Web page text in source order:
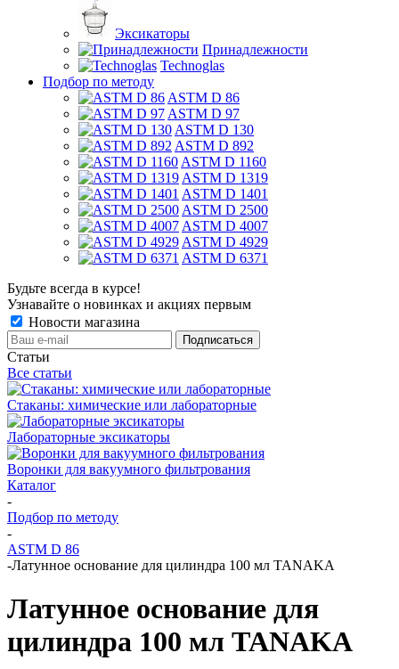
Эксикаторы
Принадлежности
Technoglas
Подбор по методу
ASTM D 86
ASTM D 97
ASTM D 130
ASTM D 892
ASTM D 1160
ASTM D 1319
ASTM D 1401
ASTM D 2500
ASTM D 4007
ASTM D 4929
ASTM D 6371
Будьте всегда в курсе!
Узнавайте о новинках и акциях первым
Новости магазина
Статьи
Все статьи
Стаканы: химические или лабораторные
Лабораторные эксикаторы
Воронки для вакуумного фильтрования
Каталог
-
Подбор по методу
-
ASTM D 86
-Латунное основание для цилиндра 100 мл TANAKA
Латунное основание для
цилиндра 100 мл TANAKA